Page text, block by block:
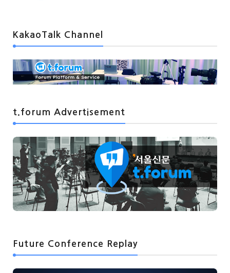
KakaoTalk Channel
t.forum Advertisement
Future Conference Replay